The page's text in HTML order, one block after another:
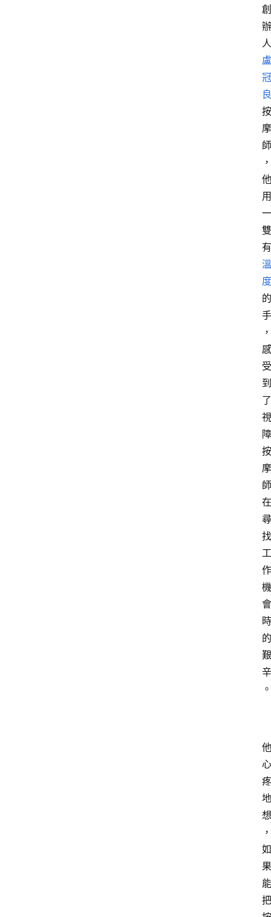
創
辦
人
盧
冠
良
按
摩
師
，
他
用
一
雙
有
溫
度
的
手
，
感
受
到
了
視
障
按
摩
師
在
尋
找
工
作
機
會
時
的
艱
辛
。
他
心
疼
地
想
，
如
果
能
把